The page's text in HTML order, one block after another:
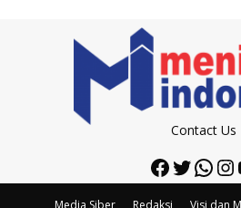
Contact Us
Media Siber Redaksi Visi dan